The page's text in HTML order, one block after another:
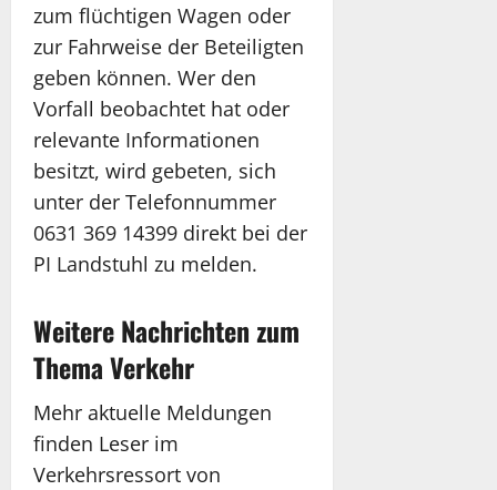
zum flüchtigen Wagen oder
zur Fahrweise der Beteiligten
geben können. Wer den
Vorfall beobachtet hat oder
relevante Informationen
besitzt, wird gebeten, sich
unter der Telefonnummer
0631 369 14399 direkt bei der
PI Landstuhl zu melden.
Weitere Nachrichten zum
Thema Verkehr
Mehr aktuelle Meldungen
finden Leser im
Verkehrsressort von